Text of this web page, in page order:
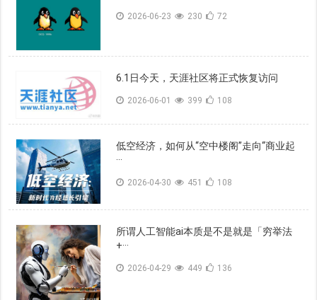
2026-06-23 230 72
6.1日今天，天涯社区将正式恢复访问
2026-06-01 399 108
低空经济，如何从“空中楼阁”走向“商业起
···
2026-04-30 451 108
所谓人工智能ai本质是不是就是「穷举法
+···
2026-04-29 449 136